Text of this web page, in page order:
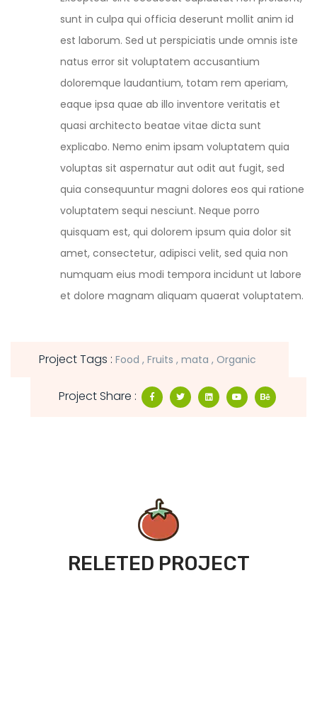
sunt in culpa qui officia deserunt mollit anim id
est laborum. Sed ut perspiciatis unde omnis iste
natus error sit voluptatem accusantium
doloremque laudantium, totam rem aperiam,
eaque ipsa quae ab illo inventore veritatis et
quasi architecto beatae vitae dicta sunt
explicabo. Nemo enim ipsam voluptatem quia
voluptas sit aspernatur aut odit aut fugit, sed
quia consequuntur magni dolores eos qui ratione
voluptatem sequi nesciunt. Neque porro
quisquam est, qui dolorem ipsum quia dolor sit
amet, consectetur, adipisci velit, sed quia non
numquam eius modi tempora incidunt ut labore
et dolore magnam aliquam quaerat voluptatem.
Project Tags : Food Fruits mata Organic
Project Share :
RELETED PROJECT